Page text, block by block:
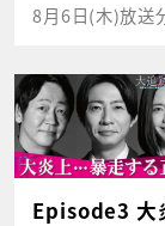
8月6日(木)放送
Episode3 大